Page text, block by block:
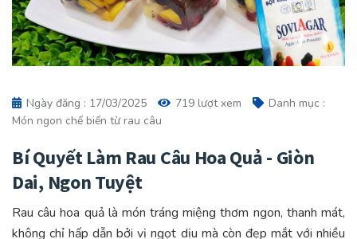
Ngày đăng : 17/03/2025 719 lượt xem
Danh mục :
Món ngon chế biến từ rau câu
Bí Quyết Làm Rau Câu Hoa Quả - Giòn
Dai, Ngon Tuyệt
Rau câu hoa quả là món tráng miệng thơm ngon, thanh mát,
không chỉ hấp dẫn bởi vị ngọt dịu mà còn đẹp mắt với nhiều